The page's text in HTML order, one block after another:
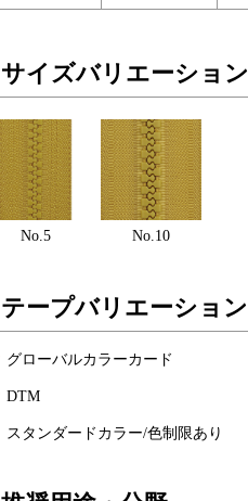
サイズバリエーション
No.5 No.10
テープバリエーション
グローバルカラーカード
DTM
スタンダードカラー/色制限あり